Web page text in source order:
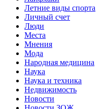
Летние виды спорта
Личный счет
Люди
Места
Мнения
Мода
Народная медицина
Наука
Наука и техника
Недвижимость
Новости